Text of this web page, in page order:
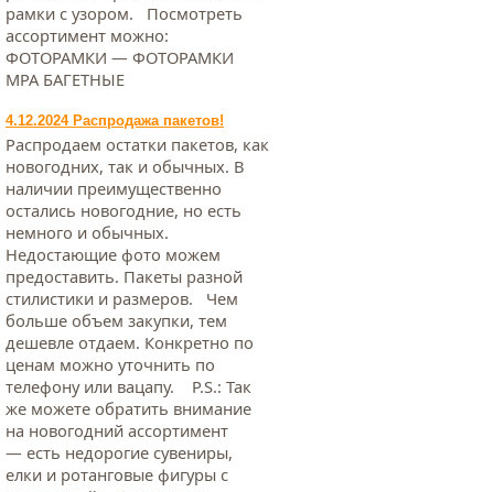
рамки с узором. Посмотреть
ассортимент можно:
ФОТОРАМКИ — ФОТОРАМКИ
МРА БАГЕТНЫЕ
4.12.2024 Распродажа пакетов!
Распродаем остатки пакетов, как
новогодних, так и обычных. В
наличии преимущественно
остались новогодние, но есть
немного и обычных.
Недостающие фото можем
предоставить. Пакеты разной
стилистики и размеров. Чем
больше объем закупки, тем
дешевле отдаем. Конкретно по
ценам можно уточнить по
телефону или вацапу. Р.S.: Так
же можете обратить внимание
на новогодний ассортимент
— есть недорогие сувениры,
елки и ротанговые фигуры с